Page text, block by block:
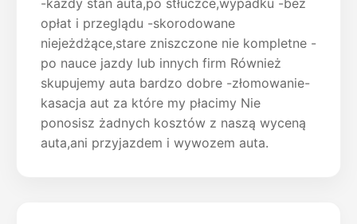
-każdy stan auta,po stłuczce,wypadku -bez
opłat i przeglądu -skorodowane
niejeżdżące,stare zniszczone nie kompletne -
po nauce jazdy lub innych firm Również
skupujemy auta bardzo dobre -złomowanie-
kasacja aut za które my płacimy Nie
ponosisz żadnych kosztów z naszą wyceną
auta,ani przyjazdem i wywozem auta.